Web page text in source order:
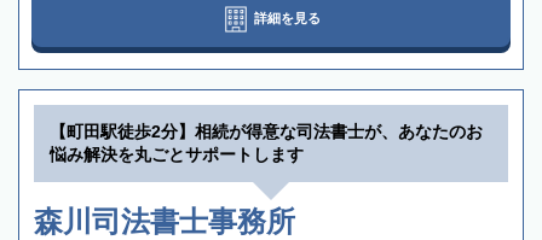
詳細を見る
【町田駅徒歩2分】相続が得意な司法書士が、あなたのお
悩み解決を丸ごとサポートします
森川司法書士事務所